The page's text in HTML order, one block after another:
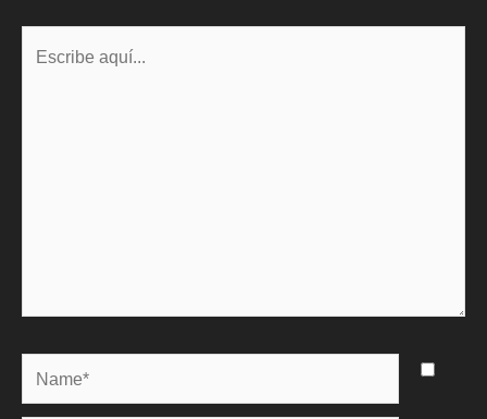
Name*